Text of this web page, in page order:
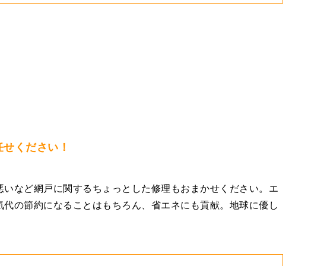
ください！
など網戸に関するちょっとした修理もおまかせください。エ
の節約になることはもちろん、省エネにも貢献。地球に優し